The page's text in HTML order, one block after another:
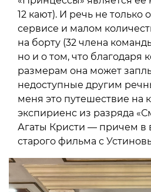
12 кают). И речь не только
сервисе и малом
на борту (32 члена
но и о том, что благодаря
размерам она может
недоступные другим
меня это путешествие на
экспириенс из разряда
Агаты Кристи — причем в
старого фильма с